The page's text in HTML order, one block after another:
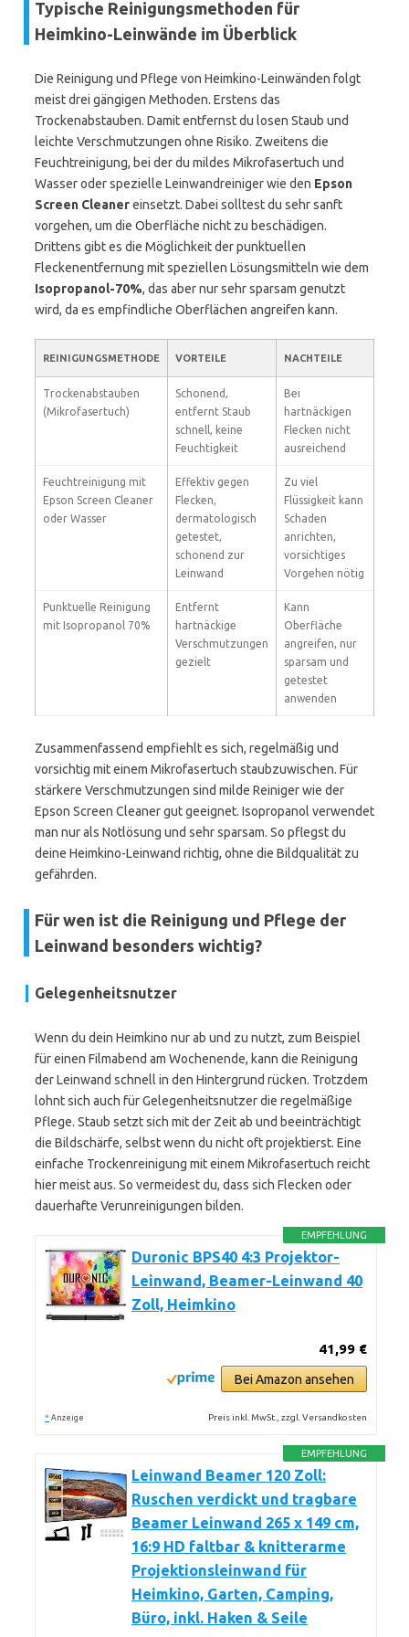
Typische Reinigungsmethoden für
Heimkino-Leinwände im Überblick
Die Reinigung und Pflege von Heimkino-Leinwänden folgt
meist drei gängigen Methoden. Erstens das
Trockenabstauben. Damit entfernst du losen Staub und
leichte Verschmutzungen ohne Risiko. Zweitens die
Feuchtreinigung, bei der du mildes Mikrofasertuch und
Wasser oder spezielle Leinwandreiniger wie den Epson
Screen Cleanereinsetzt. Dabei solltest du sehr sanft
vorgehen, um die Oberfläche nicht zu beschädigen.
Drittens gibt es die Möglichkeit der punktuellen
Fleckenentfernung mit speziellen Lösungsmitteln wie dem
Isopropanol-70%, das aber nur sehr sparsam genutzt
wird, da es empfindliche Oberflächen angreifen kann.
REINIGUNGSMETHODE VORTEILE NACHTEILE
Trockenabstauben
(Mikrofasertuch)
Schonend,
entfernt Staub
schnell, keine
Feuchtigkeit
Bei
hartnäckigen
Flecken nicht
ausreichend
Feuchtreinigung mit
Epson Screen Cleaner
oder Wasser
Effektiv gegen
Flecken,
dermatologisch
getestet,
schonend zur
Leinwand
Zu viel
Flüssigkeit kann
Schaden
anrichten,
vorsichtiges
Vorgehen nötig
Punktuelle Reinigung
mit Isopropanol 70%
Entfernt
hartnäckige
Verschmutzungen
gezielt
Kann
Oberfläche
angreifen, nur
sparsam und
getestet
anwenden
Zusammenfassend empfiehlt es sich, regelmäßig und
vorsichtig mit einem Mikrofasertuch staubzuwischen. Für
stärkere Verschmutzungen sind milde Reiniger wie der
Epson Screen Cleaner gut geeignet. Isopropanol verwendet
man nur als Notlösung und sehr sparsam. So pflegst du
deine Heimkino-Leinwand richtig, ohne die Bildqualität zu
gefährden.
Für wen ist die Reinigung und Pflege der
Leinwand besonders wichtig?
Gelegenheitsnutzer
Wenn du dein Heimkino nur ab und zu nutzt, zum Beispiel
für einen Filmabend am Wochenende, kann die Reinigung
der Leinwand schnell in den Hintergrund rücken. Trotzdem
lohnt sich auch für Gelegenheitsnutzer die regelmäßige
Pflege. Staub setzt sich mit der Zeit ab und beeinträchtigt
die Bildschärfe, selbst wenn du nicht oft projektierst. Eine
einfache Trockenreinigung mit einem Mikrofasertuch reicht
hier meist aus. So vermeidest du, dass sich Flecken oder
dauerhafte Verunreinigungen bilden.
EMPFEHLUNG
Duronic BPS40 4:3 Projektor-
Leinwand, Beamer-Leinwand 40
Zoll, Heimkino
41,99 €
Bei Amazon ansehen
* Anzeige Preis inkl. MwSt., zzgl. Versandkosten
EMPFEHLUNG
Leinwand Beamer 120 Zoll:
Ruschen verdickt und tragbare
Beamer Leinwand 265 x 149 cm,
16:9 HD faltbar & knitterarme
Projektionsleinwand für
Heimkino, Garten, Camping,
Büro, inkl. Haken & Seile